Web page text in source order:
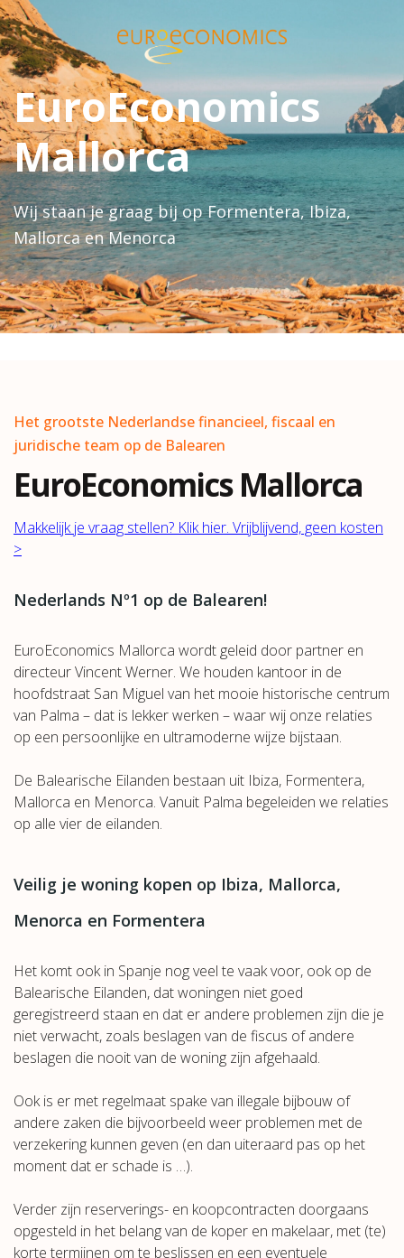
EuroEconomics
Mallorca
Wij staan je graag bij op Formentera, Ibiza,
Mallorca en Menorca
Het grootste Nederlandse financieel, fiscaal en
juridische team op de Balearen
EuroEconomics Mallorca
Makkelijk je vraag stellen? Klik hier. Vrijblijvend, geen kosten
>
Nederlands Nº1 op de Balearen!
EuroEconomics Mallorca wordt geleid door partner en
directeur Vincent Werner. We houden kantoor in de
hoofdstraat San Miguel van het mooie historische centrum
van Palma – dat is lekker werken – waar wij onze relaties
op een persoonlijke en ultramoderne wijze bijstaan.
De Balearische Eilanden bestaan uit Ibiza, Formentera,
Mallorca en Menorca. Vanuit Palma begeleiden we relaties
op alle vier de eilanden.
Veilig je woning kopen op Ibiza, Mallorca,
Menorca en Formentera
Het komt ook in Spanje nog veel te vaak voor, ook op de
Balearische Eilanden, dat woningen niet goed
geregistreerd staan en dat er andere problemen zijn die je
niet verwacht, zoals beslagen van de fiscus of andere
beslagen die nooit van de woning zijn afgehaald.
Ook is er met regelmaat spake van illegale bijbouw of
andere zaken die bijvoorbeeld weer problemen met de
verzekering kunnen geven (en dan uiteraard pas op het
moment dat er schade is …).
Verder zijn reserverings- en koopcontracten doorgaans
opgesteld in het belang van de koper en makelaar, met (te)
korte termijnen om te beslissen en een eventuele